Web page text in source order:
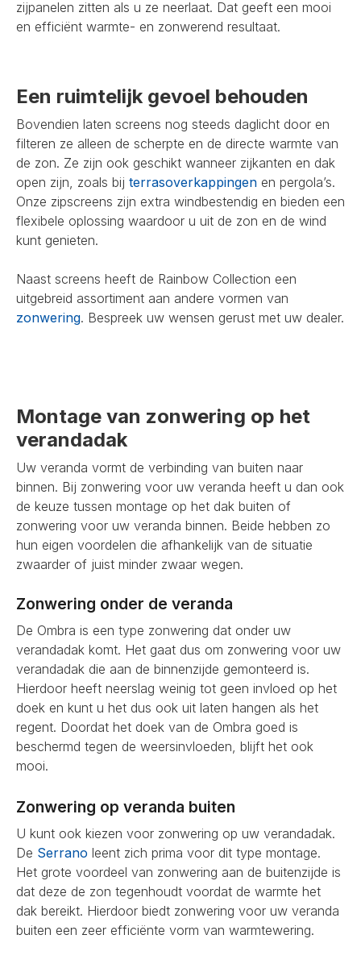
zijpanelen zitten als u ze neerlaat. Dat geeft een mooi
en efficiënt warmte- en zonwerend resultaat.
Een ruimtelijk gevoel behouden
Bovendien laten screens nog steeds daglicht door en
filteren ze alleen de scherpte en de directe warmte van
de zon. Ze zijn ook geschikt wanneer zijkanten en dak
open zijn, zoals bij terrasoverkappingen en pergola’s.
Onze zipscreens zijn extra windbestendig en bieden een
flexibele oplossing waardoor u uit de zon en de wind
kunt genieten.
Naast screens heeft de Rainbow Collection een
uitgebreid assortiment aan andere vormen van
zonwering. Bespreek uw wensen gerust met uw dealer.
Montage van zonwering op het
verandadak
Uw veranda vormt de verbinding van buiten naar
binnen. Bij zonwering voor uw veranda heeft u dan ook
de keuze tussen montage op het dak buiten of
zonwering voor uw veranda binnen. Beide hebben zo
hun eigen voordelen die afhankelijk van de situatie
zwaarder of juist minder zwaar wegen.
Zonwering onder de veranda
De Ombra is een type zonwering dat onder uw
verandadak komt. Het gaat dus om zonwering voor uw
verandadak die aan de binnenzijde gemonteerd is.
Hierdoor heeft neerslag weinig tot geen invloed op het
doek en kunt u het dus ook uit laten hangen als het
regent. Doordat het doek van de Ombra goed is
beschermd tegen de weersinvloeden, blijft het ook
mooi.
Zonwering op veranda buiten
U kunt ook kiezen voor zonwering op uw verandadak.
De Serrano leent zich prima voor dit type montage.
Het grote voordeel van zonwering aan de buitenzijde is
dat deze de zon tegenhoudt voordat de warmte het
dak bereikt. Hierdoor biedt zonwering voor uw veranda
buiten een zeer efficiënte vorm van warmtewering.